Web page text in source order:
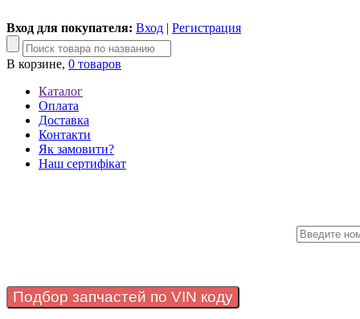
Вход для покупателя: Вход | Регистрация
В корзине, 0 товаров
Каталог
Оплата
Доставка
Контакти
Як замовити?
Наш сертифікат
Подбор запчастей по VIN коду